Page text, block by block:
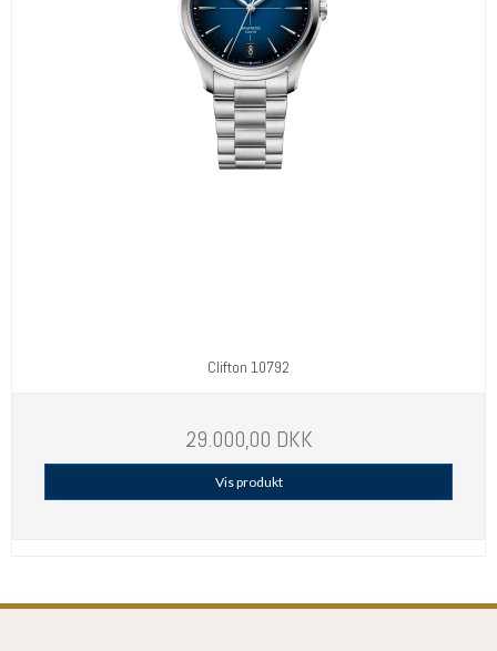
Clifton 10792
29.000,00 DKK
Vis produkt